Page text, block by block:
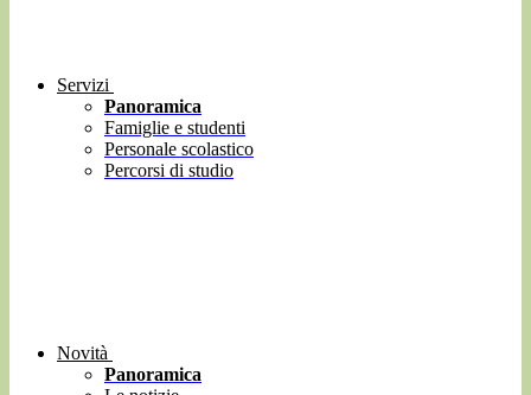
Servizi
Panoramica
Famiglie e studenti
Personale scolastico
Percorsi di studio
Novità
Panoramica